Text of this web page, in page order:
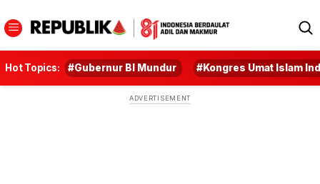
Hot Topics: #Gubernur BI Mundur #Kongres Umat Islam